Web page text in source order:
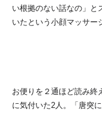
い根拠のない話なの」と
いたという小顔マッサー
お便りを２通ほど読み終
に気付いた2人。「唐突